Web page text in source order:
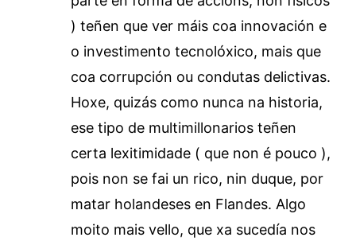
) teñen que ver máis coa innovación e
o investimento tecnolóxico, mais que
coa corrupción ou condutas delictivas.
Hoxe, quizás como nunca na historia,
ese tipo de multimillonarios teñen
certa lexitimidade ( que non é pouco ),
pois non se fai un rico, nin duque, por
matar holandeses en Flandes. Algo
moito mais vello, que xa sucedía nos